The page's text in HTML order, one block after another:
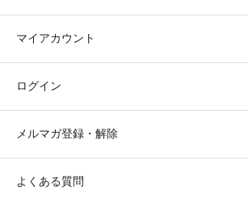
マイアカウント
ログイン
メルマガ登録・解除
よくある質問